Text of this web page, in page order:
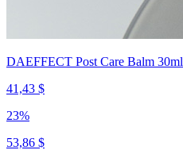
DAEFFECT Post Care Balm 30ml
41,43 $
23%
53,86 $